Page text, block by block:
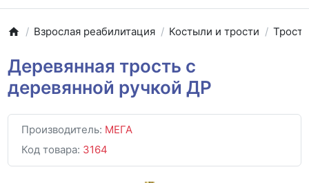
Взрослая реабилитация Костыли и трости Трости
Деревянная трость с
деревянной ручкой ДР
Производитель: МЕГА
Код товара: 3164